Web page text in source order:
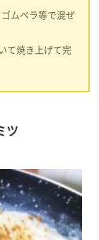
ムベラ等で混ぜ
て焼き上げて完
ツ